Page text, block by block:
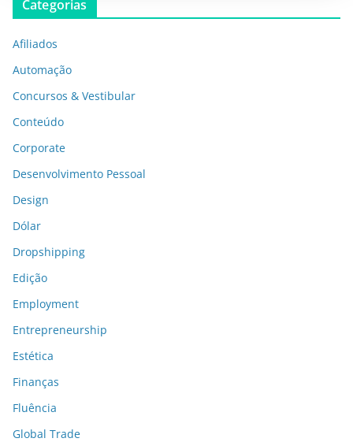
Categorias
Afiliados
Automação
Concursos & Vestibular
Conteúdo
Corporate
Desenvolvimento Pessoal
Design
Dólar
Dropshipping
Edição
Employment
Entrepreneurship
Estética
Finanças
Fluência
Global Trade